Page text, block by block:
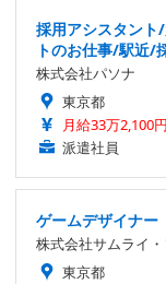
採用アシスタント
トのお仕事/駅近/
株式会社パソナ
東京都
月給33万2,100
派遣社員
ゲームデザイナー
株式会社サムライ・
東京都